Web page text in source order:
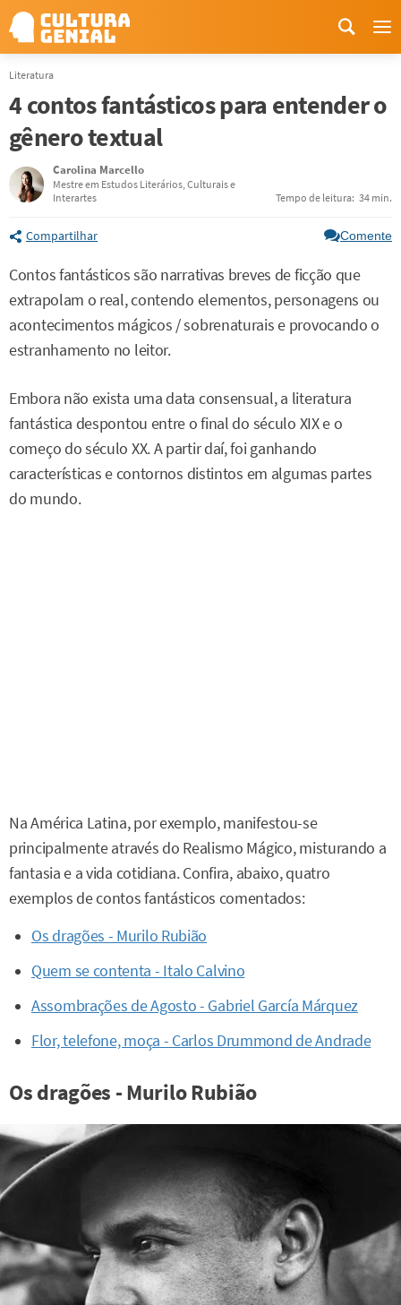
Literatura
4 contos fantásticos para entender o
gênero textual
Carolina Marcello
Mestre em Estudos Literários, Culturais e
Interartes
Tempo de leitura: 34 min.
Compartilhar Comente
Contos fantásticos são narrativas breves de ficção que
extrapolam o real, contendo elementos, personagens ou
acontecimentos mágicos / sobrenaturais e provocando o
estranhamento no leitor.
Embora não exista uma data consensual, a literatura
fantástica despontou entre o final do século XIX e o
começo do século XX. A partir daí, foi ganhando
características e contornos distintos em algumas partes
do mundo.
Na América Latina, por exemplo, manifestou-se
principalmente através do Realismo Mágico, misturando a
fantasia e a vida cotidiana. Confira, abaixo, quatro
exemplos de contos fantásticos comentados:
Os dragões - Murilo Rubião
Quem se contenta - Italo Calvino
Assombrações de Agosto - Gabriel García Márquez
Flor, telefone, moça - Carlos Drummond de Andrade
Os dragões - Murilo Rubião